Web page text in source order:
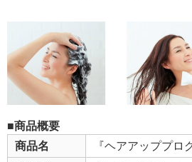
■商品概要
商品名
『ヘアアッププロ